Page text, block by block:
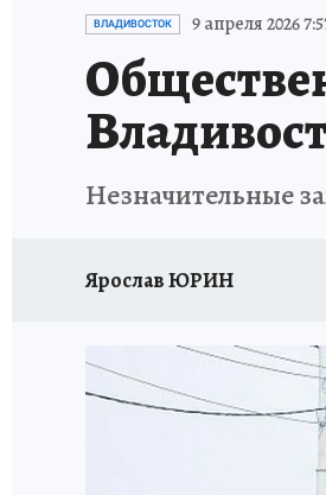
ДЕНЬ ПОБЕДЫ
АНТИРАК
ВЛАДИВОСТОК 9 апреля 2026
Незначительные
Ярослав ЮРИН